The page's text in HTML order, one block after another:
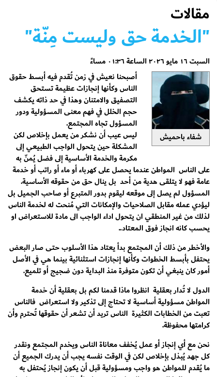
مقالات
"الخدمة حق وليست مِنّة"
السبت ١٦ مايو ٢٠٢٦ الساعة ٠١:٣٦ مساءً
شفاء باحميش
أصبحنا نعيش في زمن تُقدم فيه أبسط حقوق
الناس وكأنها إنجازات عظيمة تستحق
التصفيق والامتنان وهذا في حد ذاته يكشف
حجم الخلل في فهم معنى المسؤولية ودور
المسؤول تجاه المجتمع.
ليس عيب أن نشكر من يعمل بإخلاص لكن
المشكلة حين يتحول الواجب الطبيعي إلى
مكرمة والخدمة الأساسية إلى فضل يُمنّ به
على الناس المواطن عندما يحصل على كهرباء أو ماء أو راتب أو خدمة
عامة فهو لا يتلقى هدية من أحد بل ينال حق من حقوقه الأساسية.
المسؤول لم يصل إلى موقعه ليقوم بدور المتبرع أو صاحب الجميل بل
ليؤدي عمله مقابل الصلاحيات والإمكانات التي مُنحت له لخدمة الناس
لذلك من غير المنطقي ان يتحول اداء الواجب الى مادة للاستعراض او
يحسب كانه انجاز فوق المعتاد..
والأخطر من ذلك أن المجتمع بدأ يعتاد هذا الأسلوب حتى صار البعض
يحتفل بأبسط الخطوات وكأنها إنجازات استثنائية بينما هي في الأصل
أمور كان ينبغي أن تكون متوفرة منذ البداية دون ضجيج أو تلميع.
الدول لا تُدار بعقلية انظروا ماذا قدمنا لكم بل بعقلية أن خدمة
المواطن مسؤولية أساسية لا تحتاج إلى تذكير ولا استعراض فالناس
تعبت من الخطابات الكثيرة الناس تريد أن تشعر أن حقوقها تُحترم وأن
كرامتها محفوظة.
نحن مع أي إنجاز أو عمل يُخفف معاناة الناس ويخدم المجتمع ونقدر
كل جهد يُبذل بإخلاص لكن في الوقت نفسه يجب أن يدرك الجميع أن
ما يُقدم للمواطن هو واجب ومسؤولية قبل أن يكون إنجاز يُحتفل به